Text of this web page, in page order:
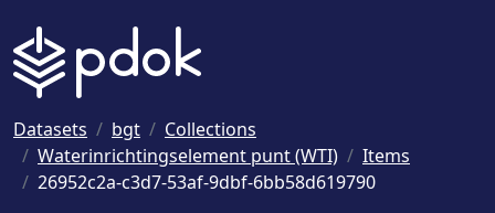
Datasets bgt
Collections
Waterinrichtingselement punt (WTI)
Items
26952c2a-c3d7-53af-9dbf-6bb58d619790